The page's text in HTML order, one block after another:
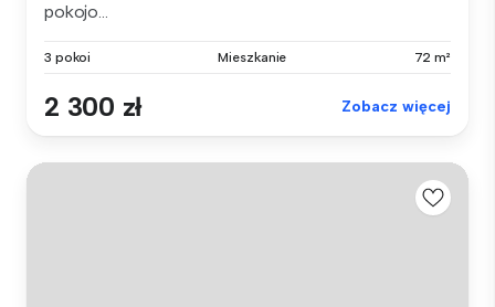
pokojo...
3 pokoi Mieszkanie 72 m²
2 300 zł Zobacz więcej